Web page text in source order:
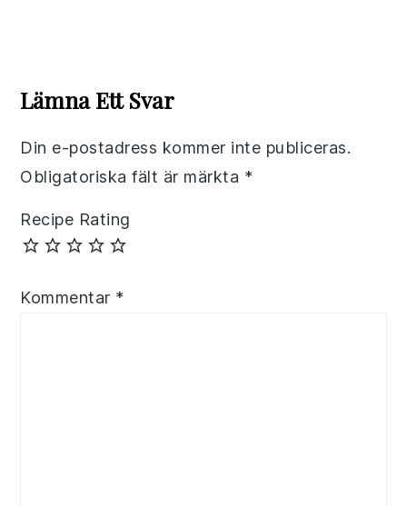
Interactions
Lämna Ett Svar
Din e-postadress kommer inte publiceras.
Obligatoriska fält är märkta *
Recipe Rating
Kommentar *